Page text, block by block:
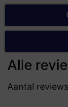
Alle
Aantal